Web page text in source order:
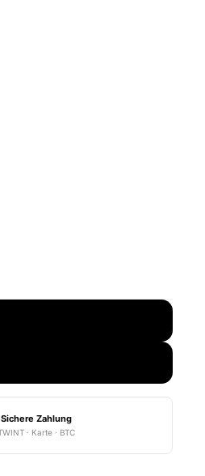
Sichere Zahlung
· Karte · BTC